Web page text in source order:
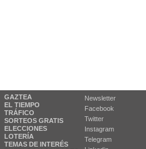
GAZTEA
EL TIEMPO
TRÁFICO
SORTEOS GRATIS
ELECCIONES
LOTERÍA
TEMAS DE INTERÉS
Newsletter
Facebook
Twitter
Instagram
Telegram